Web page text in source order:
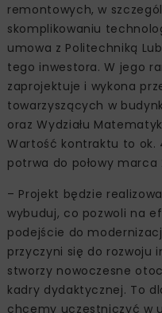
remontowych, w
skomplikowaniu
umowa z Politechniką
tego inwestora. W jego
zaprojektuje i wykona
towarzyszących w
oraz Wydziału
Wartość kontraktu to ok.
potrwa do połowy marca
– Projekt będzie
wybuduj, co pozwoli na
podejście do
przyczyni się do rozwoju
stworzy nowoczesne
kadry dydaktycznej. To
chcemy uczestniczyć w